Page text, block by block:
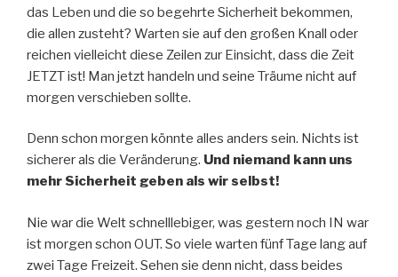
das Leben und die so begehrte Sicherheit bekommen,
die allen zusteht? Warten sie auf den großen Knall oder
reichen vielleicht diese Zeilen zur Einsicht, dass die Zeit
JETZT ist! Man jetzt handeln und seine Träume nicht auf
morgen verschieben sollte.
Denn schon morgen könnte alles anders sein. Nichts ist
sicherer als die Veränderung. Und niemand kann uns
mehr Sicherheit geben als wir selbst!
Nie war die Welt schnelllebiger, was gestern noch IN war
ist morgen schon OUT. So viele warten fünf Tage lang auf
zwei Tage Freizeit. Sehen sie denn nicht, dass beides